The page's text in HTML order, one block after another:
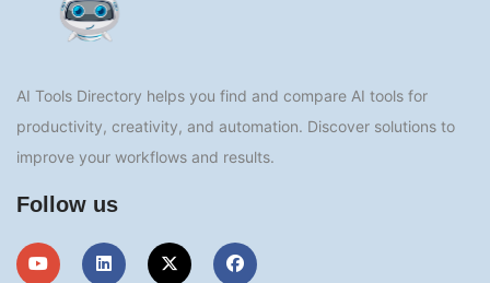
AI Tools Directory helps you find and compare AI tools for
productivity, creativity, and automation. Discover solutions to
improve your workflows and results.
Follow us